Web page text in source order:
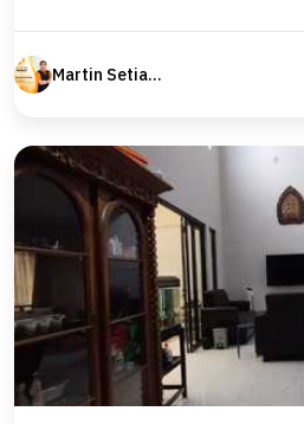
Martin Setiawan Tjandra